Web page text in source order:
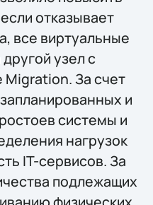
отказывает
все виртуальные
узел с
За счет
и
системы и
нагрузок
IT-сервисов. За
подлежащих